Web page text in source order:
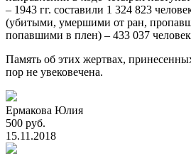
– 1943 гг. составили 1 324 823
(убитыми, умершими от ран,
попавшими в плен) – 433 037
Память об этих жертвах,
пор не увековечена.
Ермакова Юлия
500 руб.
15.11.2018